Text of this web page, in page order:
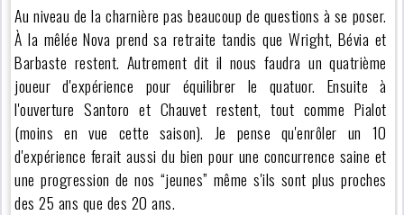
Au niveau de la charnière pas beaucoup de questions à se poser.
À la mêlée Nova prend sa retraite tandis que Wright, Bévia et
Barbaste restent. Autrement dit il nous faudra un quatrième
joueur d'expérience pour équilibrer le quatuor. Ensuite à
l'ouverture Santoro et Chauvet restent, tout comme Pialot
(moins en vue cette saison). Je pense qu'enrôler un 10
d'expérience ferait aussi du bien pour une concurrence saine et
une progression de nos “jeunes” même s'ils sont plus proches
des 25 ans que des 20 ans.